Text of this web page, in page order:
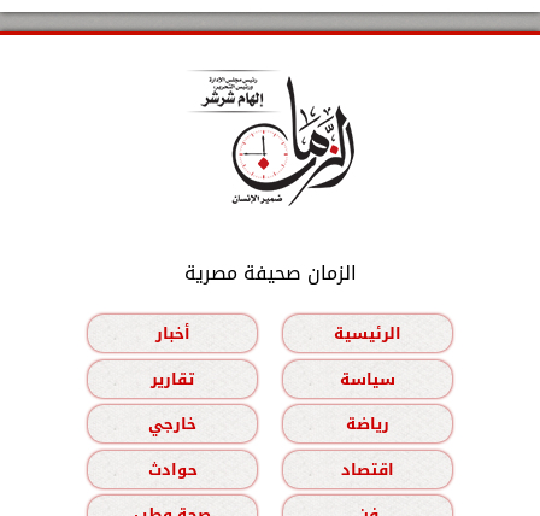
الزمان صحيفة مصرية
الرئيسية
أخبار
سياسة
تقارير
رياضة
خارجي
اقتصاد
حوادث